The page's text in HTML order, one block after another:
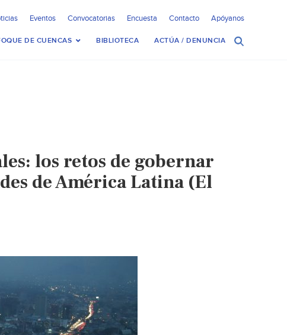
Eventos Convocatorias Encuesta Contacto Apóyanos
DE CUENCAS BIBLIOTECA ACTÚA / DENUNCIA
los retos de gobernar
de América Latina (El